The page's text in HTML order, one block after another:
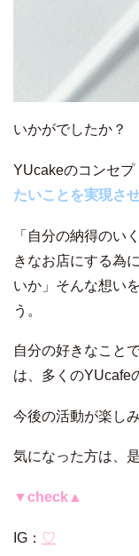
いかがでしたか？
YUcakeのコンセ
たいことを実現さ
「自分の納得のい
きなお店にする為
いか」そんな想い
う。
自分の好きなこと
は、多くのYUcafe
今後の活動が楽し
気になった方は、
▼check▲
IG： ♡